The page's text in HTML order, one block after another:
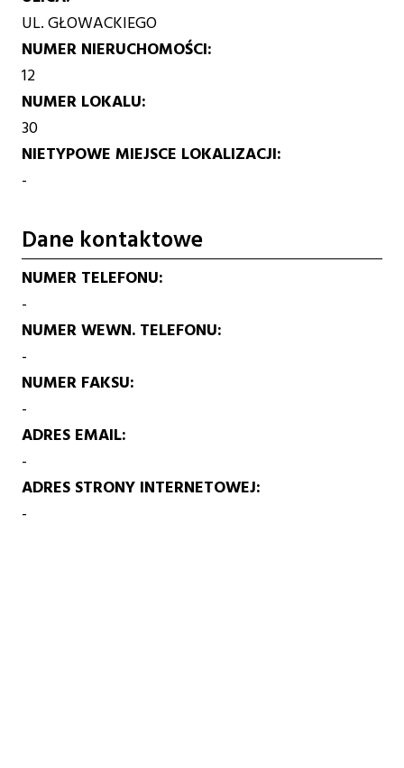
UL. GŁOWACKIEGO
NUMER NIERUCHOMOŚCI
12
NUMER LOKALU
30
NIETYPOWE MIEJSCE LOKALIZACJI
-
Dane kontaktowe
NUMER TELEFONU
-
NUMER WEWN. TELEFONU
-
NUMER FAKSU
-
ADRES EMAIL
-
ADRES STRONY INTERNETOWEJ
-